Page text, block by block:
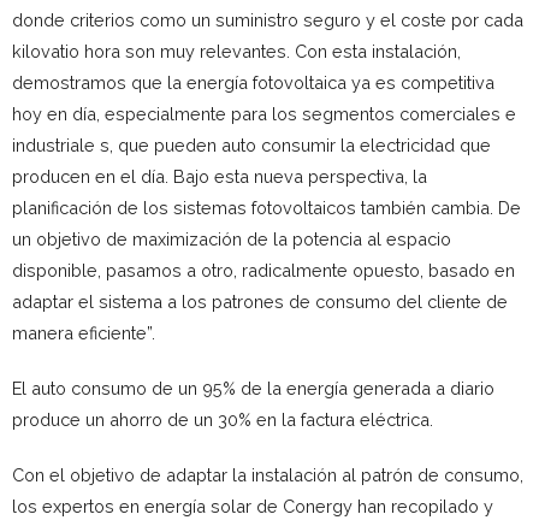
donde criterios como un suministro seguro y el coste por cada
kilovatio hora son muy relevantes. Con esta instalación,
demostramos que la energía fotovoltaica ya es competitiva
hoy en día, especialmente para los segmentos comerciales e
industriale s, que pueden auto consumir la electricidad que
producen en el día. Bajo esta nueva perspectiva, la
planificación de los sistemas fotovoltaicos también cambia. De
un objetivo de maximización de la potencia al espacio
disponible, pasamos a otro, radicalmente opuesto, basado en
adaptar el sistema a los patrones de consumo del cliente de
manera eficiente”.
El auto consumo de un 95% de la energía generada a diario
produce un ahorro de un 30% en la factura eléctrica.
Con el objetivo de adaptar la instalación al patrón de consumo,
los expertos en energía solar de Conergy han recopilado y